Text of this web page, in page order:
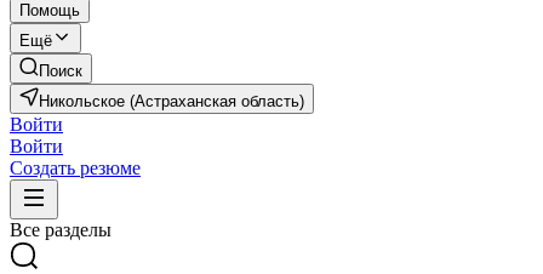
Помощь
Ещё
Поиск
Никольское (Астраханская область)
Войти
Войти
Создать резюме
Все разделы